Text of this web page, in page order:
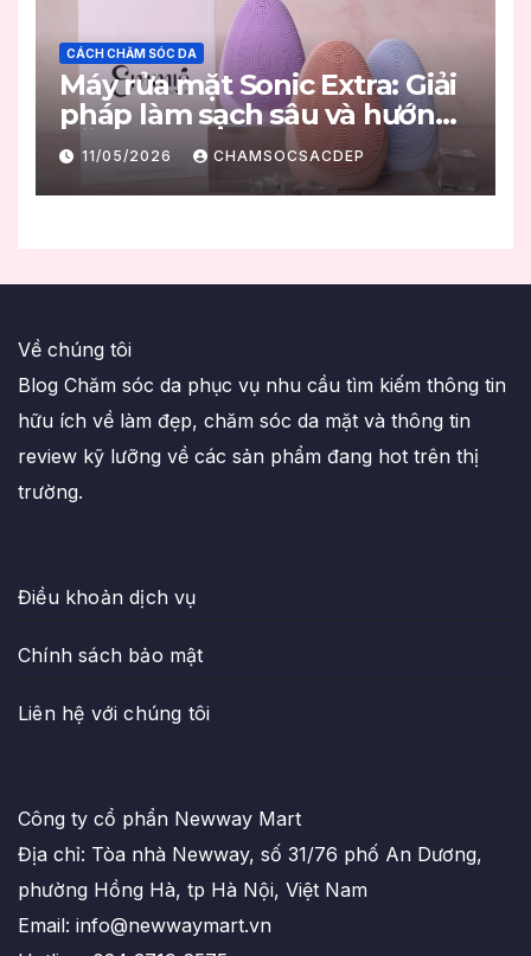
CÁCH CHĂM SÓC DA
Máy rửa mặt Sonic Extra: Giải
pháp làm sạch sâu và hướng
dẫn sử dụng đúng chuẩn
11/05/2026 CHAMSOCSACDEP
Về chúng tôi
Blog Chăm sóc da phục vụ nhu cầu tìm kiếm thông tin
hữu ích về làm đẹp, chăm sóc da mặt và thông tin
review kỹ lưỡng về các sản phẩm đang hot trên thị
trường.
Điều khoản dịch vụ
Chính sách bảo mật
Liên hệ với chúng tôi
Công ty cổ phẩn Newway Mart
Địa chỉ: Tòa nhà Newway, số 31/76 phố An Dương,
phường Hồng Hà, tp Hà Nội, Việt Nam
Email: info@newwaymart.vn